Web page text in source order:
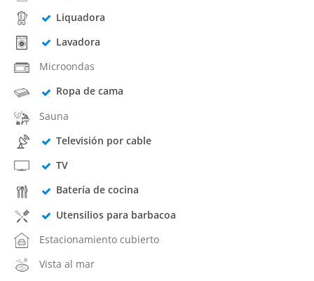
Liquadora
Lavadora
Microondas
Ropa de cama
Sauna
Televisión por cable
TV
Batería de cocina
Utensilios para barbacoa
Estacionamiento cubierto
Vista al mar